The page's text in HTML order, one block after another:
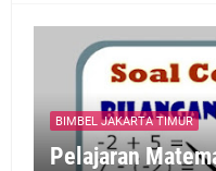
BIMBEL JAKARTA TIMUR
Pelajaran